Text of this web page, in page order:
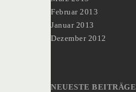
Februar 2013
Januar 2013
Dezember 2012
NEUESTE BEITRÄGE